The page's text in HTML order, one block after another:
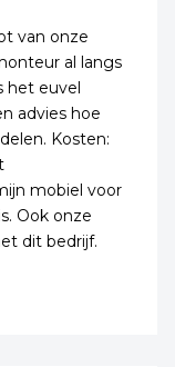
van onze
al langs
het euvel
advies hoe
Kosten:
mobiel voor
Ook onze
dit bedrijf.